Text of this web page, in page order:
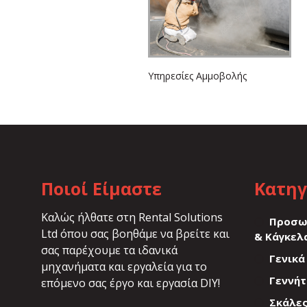
Υπηρεσίες Αμμοβολής
Ποιοί Είμαστε
Καλώς ήλθατε στη Rental Solutions
Ltd όπου σας βοηθάμε να βρείτε και
σας παρέχουμε τα ιδανικά
μηχανήματα και εργαλεία για το
επόμενο σας έργο και εργασία DIY!
&
Σκάλες